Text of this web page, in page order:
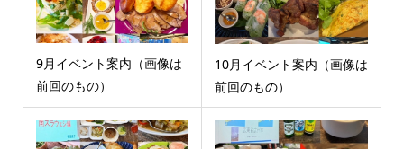
9月イベント案内（画像は
前回のもの）
10月イベント案内（画像は
前回のもの）